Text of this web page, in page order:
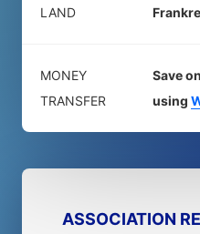
LAND
MONEY
TRANSFER
Save
using
ASSOCIATION